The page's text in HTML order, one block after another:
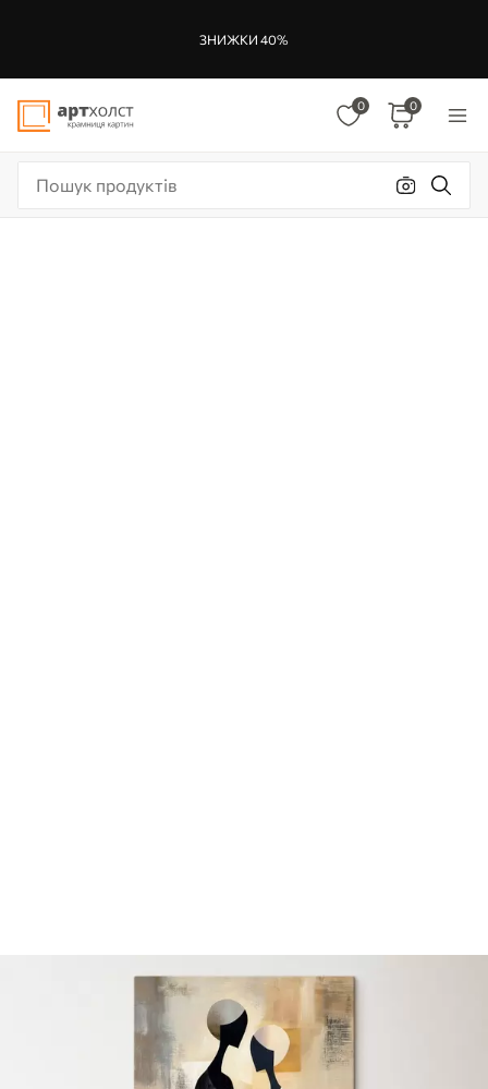
ЗНИЖКИ 40%
0 0